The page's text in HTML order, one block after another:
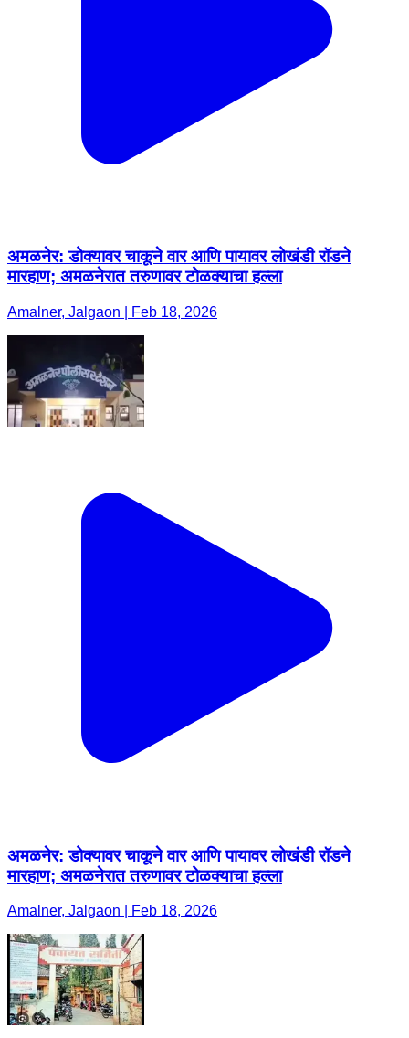
अमळनेर: डोक्यावर चाकूने वार आणि पायावर लोखंडी रॉडने
मारहाण; अमळनेरात तरुणावर टोळक्याचा हल्ला
Amalner, Jalgaon | Feb 18, 2026
अमळनेर: डोक्यावर चाकूने वार आणि पायावर लोखंडी रॉडने
मारहाण; अमळनेरात तरुणावर टोळक्याचा हल्ला
Amalner, Jalgaon | Feb 18, 2026